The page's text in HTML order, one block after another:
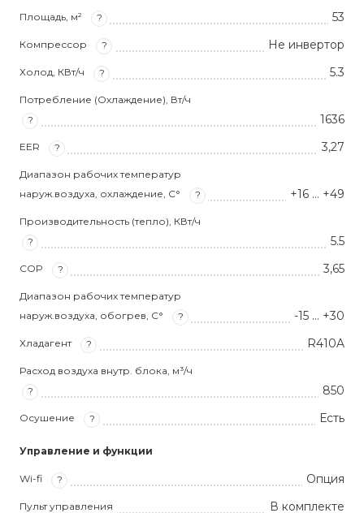
Площадь, м² ? 53
Компрессор ? Не инвертор
Холод, КВт/ч ? 5.3
Потребление (Охлаждение), Вт/ч
?
1636
EER ? 3,27
Диапазон рабочих температур
наруж.воздуха, охлаждение, С°
? +16 … +49
Производительность (тепло), КВт/ч
?
5.5
COP ? 3,65
Диапазон рабочих температур
наруж.воздуха, обогрев, С°
? -15 … +30
Хладагент ? R410A
Расход воздуха внутр. блока, м³/ч
?
850
Осушение ? Есть
Управление и функции
Wi-fi ? Опция
Пульт управления В комплекте